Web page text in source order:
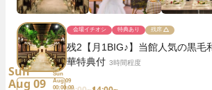
会場イチオシ 特典あり 残席
残2【月1BIG♪】当館人気の黒毛
華特典付 3時間程度
Sun
Aug 09
Sun
Aug 09
00:00:00